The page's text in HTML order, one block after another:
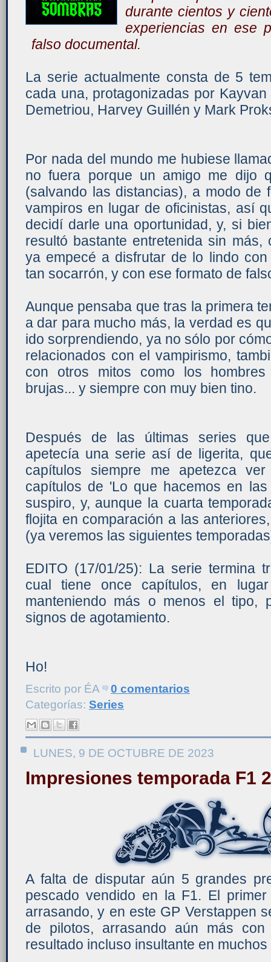
durante cientos y
experiencias en ese
falso documental.
La serie actualmente consta de 5
cada una, protagonizadas por
Demetriou, Harvey Guillén y Mark
Por nada del mundo me hubiese
no fuera porque un amigo me dijo
(salvando las distancias), a modo de
vampiros en lugar de oficinistas, así
decidí darle una oportunidad, y, si
resultó bastante entretenida sin más,
ya empecé a disfrutar de lo lindo
tan socarrón, y con ese formato de
Aunque pensaba que tras la primera
a dar para mucho más, la verdad es
ido sorprendiendo, ya no sólo por
relacionados con el vampirismo,
con otros mitos como los hombres
brujas... y siempre con muy bien tino.
Después de las últimas series
apetecía una serie así de ligerita,
capítulos siempre me apetezca
capítulos de 'Lo que hacemos en
suspiro, y, aunque la cuarta
flojita en comparación a las
(ya veremos las siguientes
EDITO (17/01/25): La serie termina
cual tiene once capítulos, en
manteniendo más o menos el tipo,
signos de agotamiento.
Ho!
Escrito por ÉA
0 comentarios
Categorías: Series
LUNES, 9 DE OCTUBRE DE 2023
Impresiones temporada F1
A falta de disputar aún 5 grandes
pescado vendido en la F1. El
arrasando, y en este GP Verstappen
de pilotos, arrasando aún más
resultado incluso insultante en muchos